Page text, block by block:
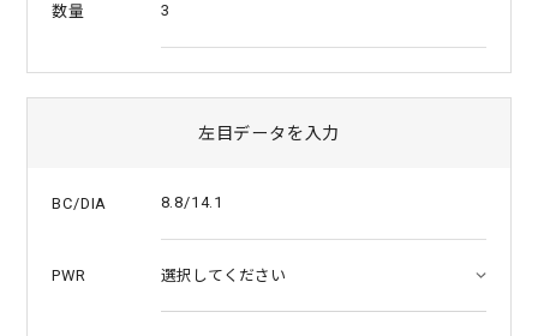
数量 3
左目データを入力
BC/DIA 8.8/14.1
PWR